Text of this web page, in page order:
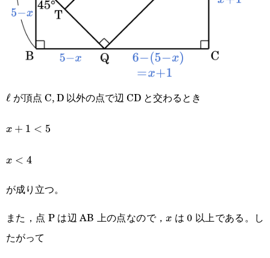
\ell
ℓ が頂点 C, D 以外の点で辺 CD と交わるとき
x+1<5
x + 1 < 5
x<4
x < 4
が成り立つ。
また，点 P は辺 AB 上の点なので，x
x は 0 以上である。し
たがって